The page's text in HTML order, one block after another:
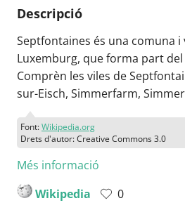
Descripció
Septfontaines és una comuna i
Luxemburg, que forma part
Comprèn les viles de
sur-Eisch, Simmerfarm,
Font:Wikipedia.org
Drets d'autor: Creative Commons 3.0
Més informació
Wikipedia
0